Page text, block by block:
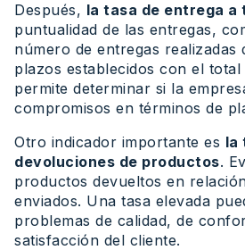
Después, la tasa de entrega a
puntualidad de las entregas,
número de entregas realizadas
plazos establecidos con el total
permite determinar si la
compromisos en términos de
Otro indicador importante es la
devoluciones de productos.
productos devueltos en
enviados. Una tasa elevada
problemas de calidad, de
satisfacción del cliente.